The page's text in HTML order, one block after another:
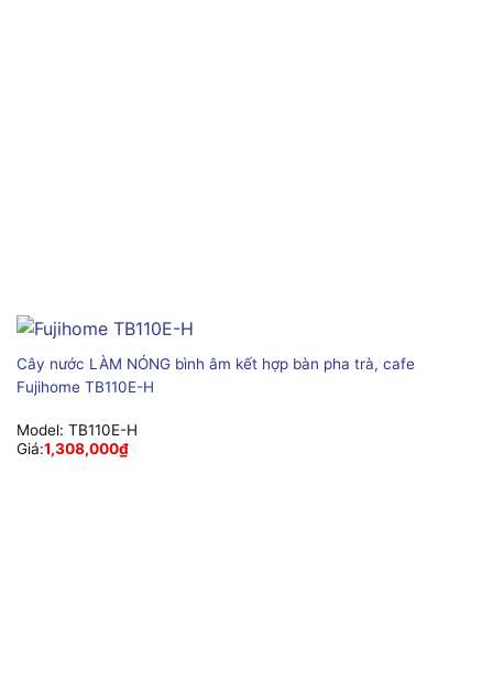
Cây nước LÀM NÓNG bình âm kết hợp bàn pha trà, cafe
Fujihome TB110E-H
Model: TB110E-H
Giá:1,308,000₫